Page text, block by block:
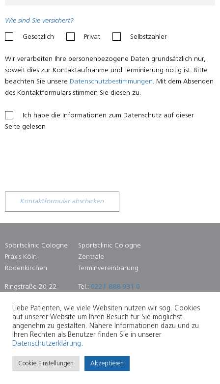
Wie sind Sie versichert?
Gesetzlich Privat
Selbstzahler
leave
this
field
empty.
Wir verarbeiten Ihre personenbezogene Daten grundsätzlich nur,
soweit dies zur Kontaktaufnahme und Terminierung nötig ist. Bitte
beachten Sie unsere Datenschutzbestimmungen. Mit dem Absenden
des Kontaktformulars stimmen Sie diesen zu.
Ich habe die Informationen zum Datenschutz auf dieser
Seite gelesen
field
empty.
Sportsclinic Cologne
Praxis Köln-
Rodenkirchen
Ringstraße 20-22
Sportsclinic Cologne
Zentrale
Terminvereinbarung
Tel.: 0221 888 931 0
14
SITEMAP DATENSCHUTZ
Liebe Patienten, wie viele Websiten nutzen wir sog. Cookies
auf unserer Website um Ihren Besuch für Sie möglichst
angenehm zu gestalten. Nähere Informationen dazu und zu
Ihren Rechten als Benutzer finden Sie in unserer
Datenschutzerklärung .
Cookie Einstellungen Akzeptieren